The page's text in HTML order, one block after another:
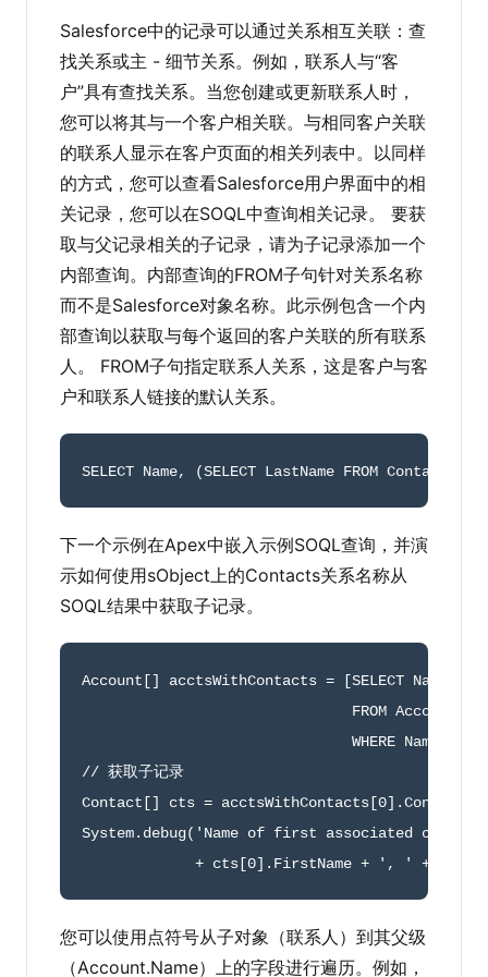
Salesforce中的记录可以通过关系相互关联：查
找关系或主 - 细节关系。例如，联系人与“客
户”具有查找关系。当您创建或更新联系人时，
您可以将其与一个客户相关联。与相同客户关联
的联系人显示在客户页面的相关列表中。以同样
的方式，您可以查看Salesforce用户界面中的相
关记录，您可以在SOQL中查询相关记录。 要获
取与父记录相关的子记录，请为子记录添加一个
内部查询。内部查询的FROM子句针对关系名称
而不是Salesforce对象名称。此示例包含一个内
部查询以获取与每个返回的客户关联的所有联系
人。 FROM子句指定联系人关系，这是客户与客
户和联系人链接的默认关系。
SELECT Name, (SELECT LastName FROM Contacts
下一个示例在Apex中嵌入示例SOQL查询，并演
示如何使用sObject上的Contacts关系名称从
SOQL结果中获取子记录。
Account [] acctsWithContacts = [SELECT Name
                               FROM Account
                               WHERE Name
// 获取子记录
Contact [] cts = acctsWithContacts [0] .Contacts
System. debug( 'Name of first associated
+ cts [0] . FirstName + ', ' +
您可以使用点符号从子对象（联系人）到其父级
（Account.Name）上的字段进行遍历。例如，